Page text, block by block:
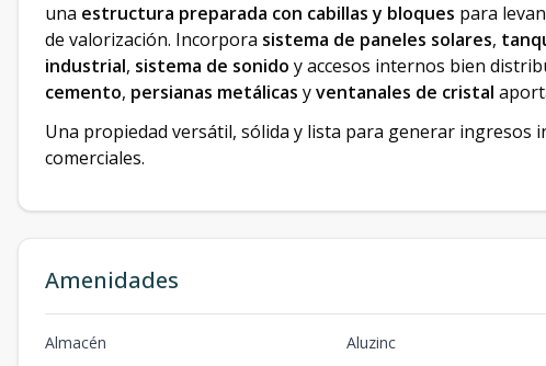
una estructura preparada con cabillas y bloques para
de valorización. Incorpora sistema de paneles solares,
industrial, sistema de sonido y accesos internos bien
cemento, persianas metálicas yventanales de cristal
Una propiedad versátil, sólida y lista para generar ingresos
comerciales.
Amenidades
Almacén Aluzinc